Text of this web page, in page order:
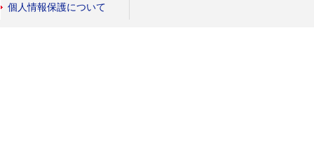
個人情報保護について